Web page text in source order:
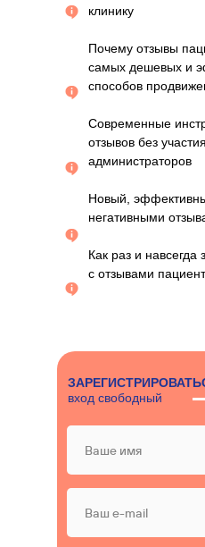
клинику
Почему отзывы
самых дешевых и
способов
Современные
отзывов без
администраторов
Новый,
негативными
Как раз и навсегда
с отзывами
вход свободный